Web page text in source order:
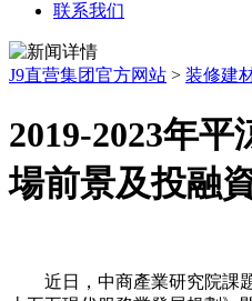
联系我们
J9直营集团官方网站 > 装修建
2019-2023年
場前景及投融
近日，中商產業研究院課